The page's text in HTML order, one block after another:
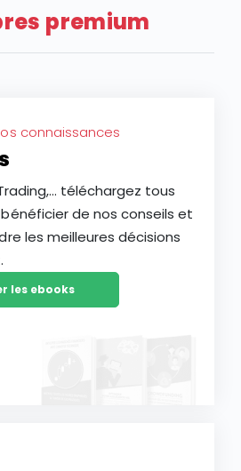
premium
connaissances
téléchargez tous
de nos conseils et
les meilleures décisions
les ebooks